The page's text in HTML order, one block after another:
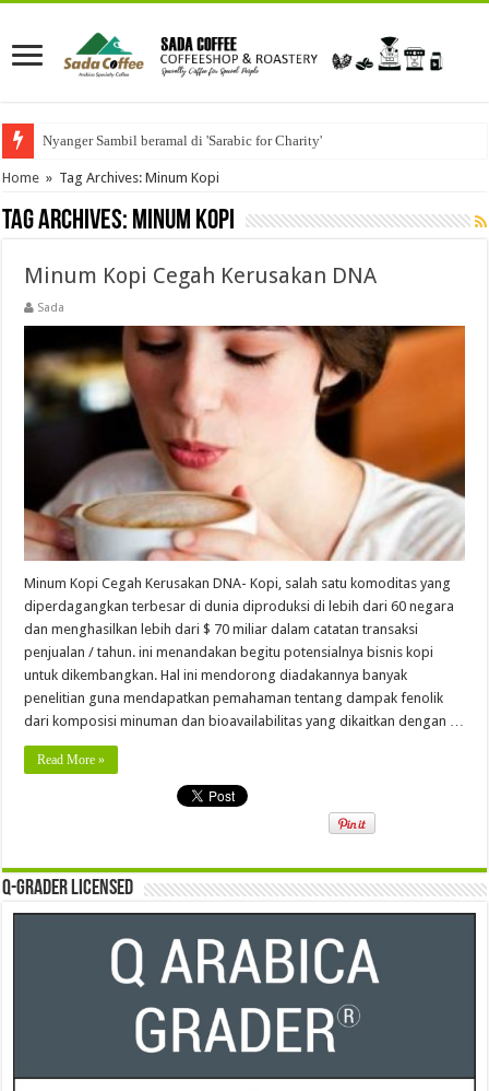
Nyanger Sambil beramal di 'Sarabic for Charity'
Home » Tag Archives: Minum Kopi
Tag Archives: Minum Kopi
Minum Kopi Cegah Kerusakan DNA
Sada
Minum Kopi Cegah Kerusakan DNA- Kopi, salah satu komoditas yang
diperdagangkan terbesar di dunia diproduksi di lebih dari 60 negara
dan menghasilkan lebih dari $ 70 miliar dalam catatan transaksi
penjualan / tahun. ini menandakan begitu potensialnya bisnis kopi
untuk dikembangkan. Hal ini mendorong diadakannya banyak
penelitian guna mendapatkan pemahaman tentang dampak fenolik
dari komposisi minuman dan bioavailabilitas yang dikaitkan dengan …
Read More »
Q-Grader Licensed